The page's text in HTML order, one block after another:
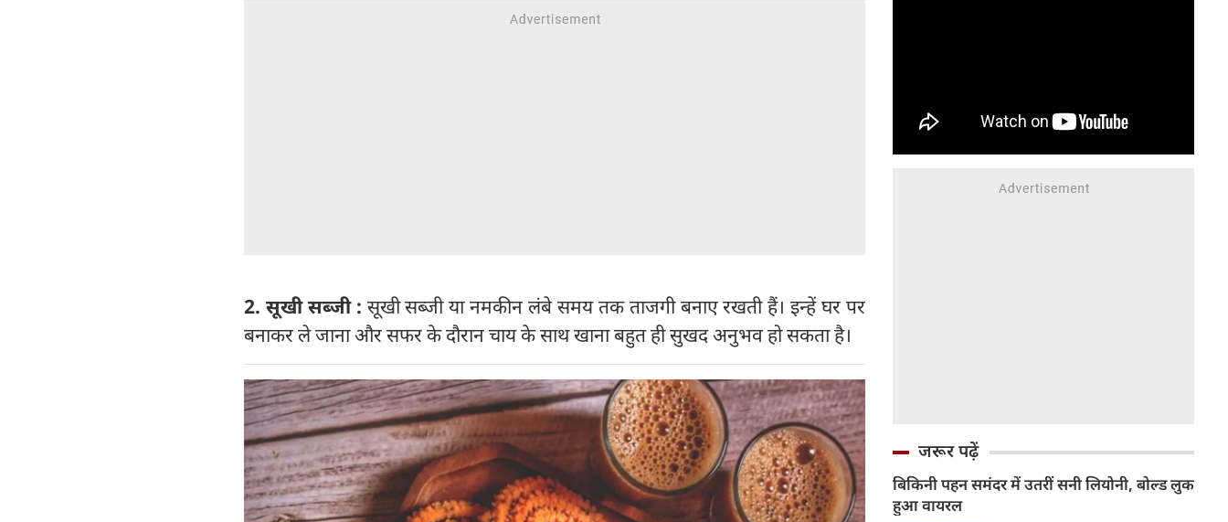
2. सूखी सब्जी : सूखी सब्जी या नमकीन लंबे समय तक ताजगी बनाए रखती हैं। इन्हें घर पर
बनाकर ले जाना और सफर के दौरान चाय के साथ खाना बहुत ही सुखद अनुभव हो सकता है।
जरूर पढ़ें
बिकिनी पहन समंदर में उतरीं सनी लियोनी, बोल्ड लुक
हुआ वायरल